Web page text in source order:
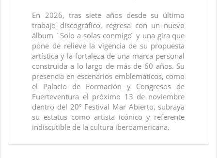
En 2026, tras siete años desde su último
trabajo discográfico, regresa con un nuevo
álbum ´Solo a solas conmigo ́ y una gira que
pone de relieve la vigencia de su propuesta
artística y la fortaleza de una marca personal
construida a lo largo de más de 60 años. Su
presencia en escenarios emblemáticos, como
el Palacio de Formación y Congresos de
Fuerteventura el próximo 13 de noviembre
dentro del 20º Festival Mar Abierto, subraya
su estatus como artista icónico y referente
indiscutible de la cultura iberoamericana.